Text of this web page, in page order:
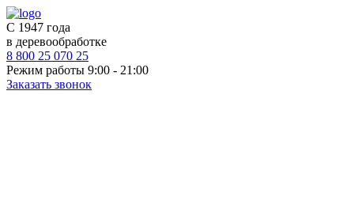
С 1947 года
в деревообработке
8 800 25 070 25
Режим работы 9:00 - 21:00
Заказать звонок